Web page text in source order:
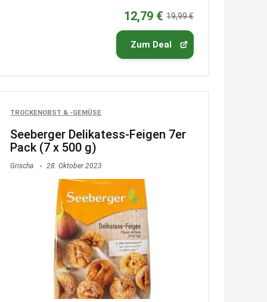
12,79 € 19,99 €
Zum Deal
TROCKENOBST & -GEMÜSE
Seeberger Delikatess-Feigen 7er
Pack (7 x 500 g)
Grischa 28. Oktober 2023
shop.bioeg.de/aufkleber-
Ration Micronährstoffe/ Vitamine
www.dunatura.com/free-trial...
2:28
↩
Joachim
Gratis 11 versch. Orthomol
Probenwww.orthomol.com/de-
de/service...
2:35
↩
Joachim